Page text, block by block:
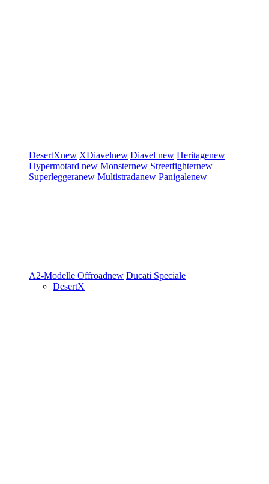
DesertXnew XDiavelnew Diavel new Heritagenew
Hypermotard new Monsternew Streetfighternew
Superleggeranew Multistradanew Panigalenew
A2-Modelle Offroadnew Ducati Speciale
DesertX